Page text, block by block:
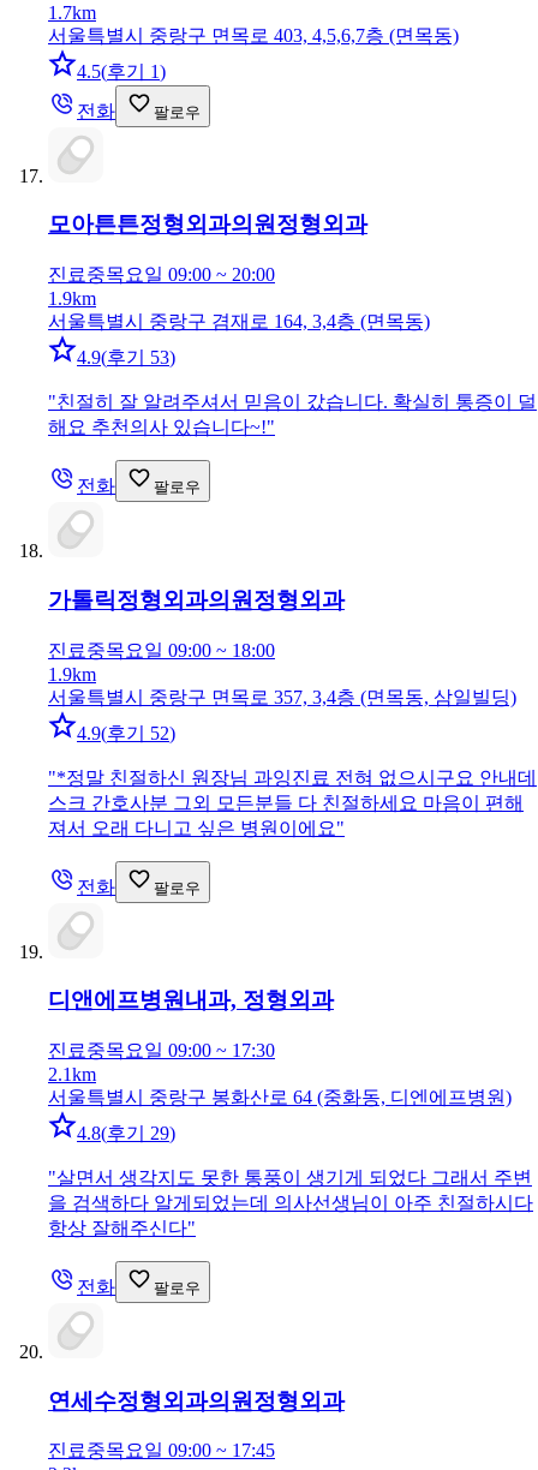
1.7km
서울특별시 중랑구 면목로 403, 4,5,6,7층 (면목동)
4.5(후기 1)
전화
팔로우
모아튼튼정형외과의원정형외과
진료중목요일 09:00 ~ 20:00
1.9km
서울특별시 중랑구 겸재로 164, 3,4층 (면목동)
4.9(후기 53)
"친절히 잘 알려주셔서 믿음이 갔습니다. 확실히 통증이 덜
해요 추천의사 있습니다~!"
전화 팔로우
가톨릭정형외과의원 정형외과
진료중목요일 09:00 ~ 18:00
1.9km
서울특별시 중랑구 면목로 357, 3,4층 (면목동, 삼일빌딩)
4.9(후기 52)
"*정말 친절하신 원장님 과잉진료 전혀 없으시구요 안내데
스크 간호사분 그외 모든분들 다 친절하세요 마음이 편해
져서 오래 다니고 싶은 병원이에요"
전화 팔로우
디앤에프병원내과, 정형외과
진료중목요일 09:00 ~ 17:30
2.1km
서울특별시 중랑구 봉화산로 64 (중화동, 디엔에프병원)
4.8(후기 29)
"살면서 생각지도 못한 통풍이 생기게 되었다 그래서 주변
을 검색하다 알게되었는데 의사선생님이 아주 친절하시다
항상 잘해주신다"
전화 팔로우
연세수정형외과의원 정형외과
진료중목요일 09:00 ~ 17:45